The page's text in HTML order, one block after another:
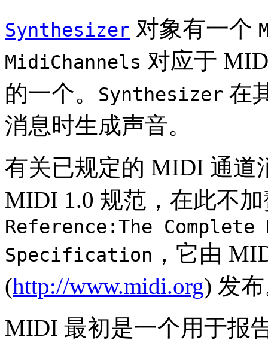
Synthesizer 对象有一个
MidiChannels 对应于
的一个。
Synthesizer 在
消息时生成声音。
有关已规定的 MIDI 通道
MIDI 1.0 规范，在此不
Reference:The
Specification ，它由
(http://www.midi.org) 发
MIDI 最初是一个用于报